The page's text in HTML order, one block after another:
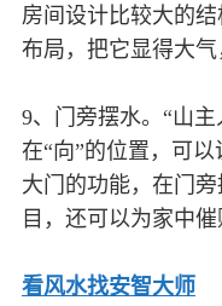
房间设计比较大的
布局，把它显得大气
9、门旁摆水。“山
在“向”的位置，可
大门的功能，在门
目，还可以为家中催
看风水找安智大师